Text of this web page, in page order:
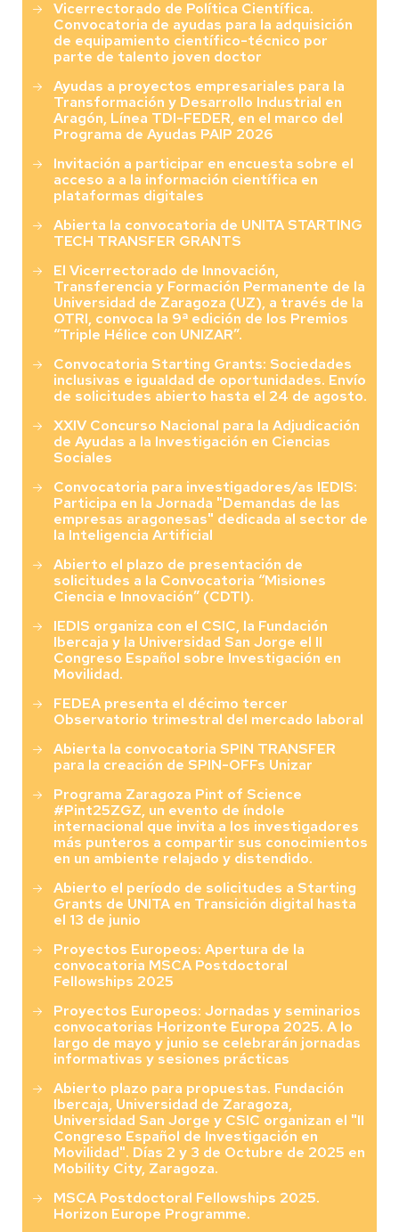
Vicerrectorado de Política Científica.
Convocatoria de ayudas para la adquisición
de equipamiento científico-técnico por
parte de talento joven doctor
Ayudas a proyectos empresariales para la
Transformación y Desarrollo Industrial en
Aragón, Línea TDI-FEDER, en el marco del
Programa de Ayudas PAIP 2026
Invitación a participar en encuesta sobre el
acceso a a la información científica en
plataformas digitales
Abierta la convocatoria de UNITA STARTING
TECH TRANSFER GRANTS
El Vicerrectorado de Innovación,
Transferencia y Formación Permanente de la
Universidad de Zaragoza (UZ), a través de la
OTRI, convoca la 9ª edición de los Premios
“Triple Hélice con UNIZAR”.
Convocatoria Starting Grants: Sociedades
inclusivas e igualdad de oportunidades. Envío
de solicitudes abierto hasta el 24 de agosto.
XXIV Concurso Nacional para la Adjudicación
de Ayudas a la Investigación en Ciencias
Sociales
Convocatoria para investigadores/as IEDIS:
Participa en la Jornada "Demandas de las
empresas aragonesas" dedicada al sector de
la Inteligencia Artificial
Abierto el plazo de presentación de
solicitudes a la Convocatoria “Misiones
Ciencia e Innovación” (CDTI).
IEDIS organiza con el CSIC, la Fundación
Ibercaja y la Universidad San Jorge el II
Congreso Español sobre Investigación en
Movilidad.
FEDEA presenta el décimo tercer
Observatorio trimestral del mercado laboral
Abierta la convocatoria SPIN TRANSFER
para la creación de SPIN-OFFs Unizar
Programa Zaragoza Pint of Science
#Pint25ZGZ, un evento de índole
internacional que invita a los investigadores
más punteros a compartir sus conocimientos
en un ambiente relajado y distendido.
Abierto el período de solicitudes a Starting
Grants de UNITA en Transición digital hasta
el 13 de junio
Proyectos Europeos: Apertura de la
convocatoria MSCA Postdoctoral
Fellowships 2025
Proyectos Europeos: Jornadas y seminarios
convocatorias Horizonte Europa 2025. A lo
largo de mayo y junio se celebrarán jornadas
informativas y sesiones prácticas
Abierto plazo para propuestas. Fundación
Ibercaja, Universidad de Zaragoza,
Universidad San Jorge y CSIC organizan el "II
Congreso Español de Investigación en
Movilidad". Días 2 y 3 de Octubre de 2025 en
Mobility City, Zaragoza.
MSCA Postdoctoral Fellowships 2025.
Horizon Europe Programme.